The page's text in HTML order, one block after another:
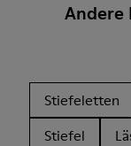
Andere
Stiefeletten
Stiefel